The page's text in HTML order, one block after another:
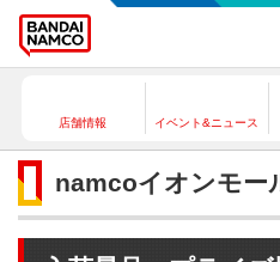
店舗情報 イベント&ニュース
namcoイオンモー